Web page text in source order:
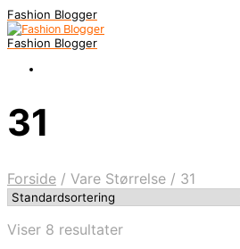
Fashion Blogger
Fashion Blogger
31
Forside / Vare Størrelse / 31
Viser 8 resultater